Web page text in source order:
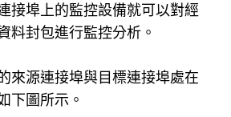
接埠上的監控設備就可以對經
料封包進行監控分析。
來源連接埠與目標連接埠處在
下圖所示。